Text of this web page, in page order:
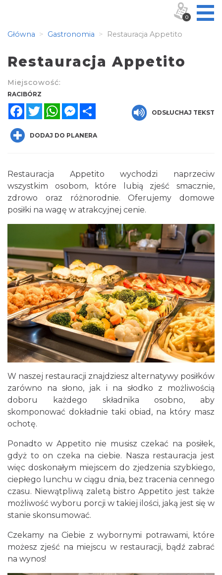
Główna Gastronomia Restauracja Appetito
Restauracja Appetito
Miejscowość:
RACIBÓRZ
FacebookTwitterWhatsAppMessenger
ODSŁUCHAJ TEKST
DODAJ DO PLANERA
Restauracja Appetito wychodzi naprzeciw
wszystkim osobom, które lubią zjeść smacznie,
zdrowo oraz różnorodnie. Oferujemy domowe
posiłki na wagę w atrakcyjnej cenie.
W naszej restauracji znajdziesz alternatywy posiłków
zarówno na słono, jak i na słodko z możliwością
doboru każdego składnika osobno, aby
skomponować dokładnie taki obiad, na który masz
ochotę.
Ponadto w Appetito nie musisz czekać na posiłek,
gdyż to on czeka na ciebie. Nasza restauracja jest
więc doskonałym miejscem do zjedzenia szybkiego,
ciepłego lunchu w ciągu dnia, bez tracenia cennego
czasu. Niewątpliwą zaletą bistro Appetito jest także
możliwość wyboru porcji w takiej ilości, jaką jest się w
stanie skonsumować.
Czekamy na Ciebie z wybornymi potrawami, które
możesz zjeść na miejscu w restauracji, bądź zabrać
na wynos!
0